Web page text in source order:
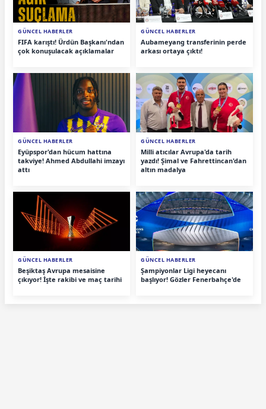
GÜNCEL HABERLER
FIFA karıştı! Ürdün Başkanı'ndan
çok konuşulacak açıklamalar
GÜNCEL HABERLER
Aubameyang transferinin perde
arkası ortaya çıktı!
GÜNCEL HABERLER
Eyüpspor'dan hücum hattına
takviye! Ahmed Abdullahi imzayı
attı
GÜNCEL HABERLER
Milli atıcılar Avrupa'da tarih
yazdı! Şimal ve Fahrettincan'dan
altın madalya
GÜNCEL HABERLER
Beşiktaş Avrupa mesaisine
çıkıyor! İşte rakibi ve maç tarihi
GÜNCEL HABERLER
Şampiyonlar Ligi heyecanı
başlıyor! Gözler Fenerbahçe'de